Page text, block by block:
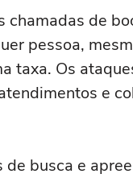
de
pessoa,
taxa. Os
e
busca e